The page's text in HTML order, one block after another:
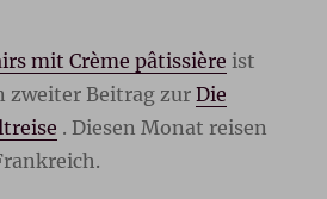
mit Crème pâtissière ist
zweiter Beitrag zurDie
. Diesen Monat reisen